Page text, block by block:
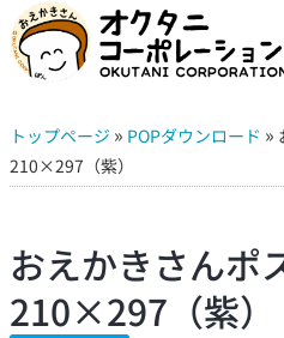
トップページ » POPダウンロード »
210×297（紫）
おえかきさんポ
210×297（紫）